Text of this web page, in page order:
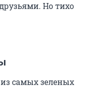
Но тихо
самых зеленых